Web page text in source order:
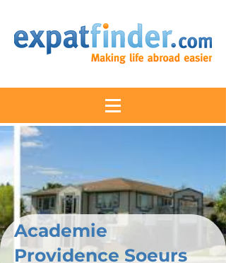
Academie
Providence Soeurs